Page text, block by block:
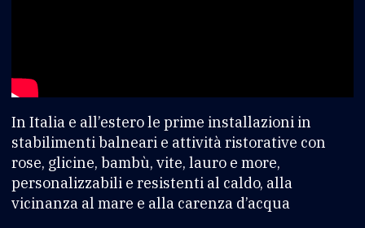
In Italia e all’estero le prime installazioni in
stabilimenti balneari e attività ristorative con
rose, glicine, bambù, vite, lauro e more,
personalizzabili e resistenti al caldo, alla
vicinanza al mare e alla carenza d’acqua